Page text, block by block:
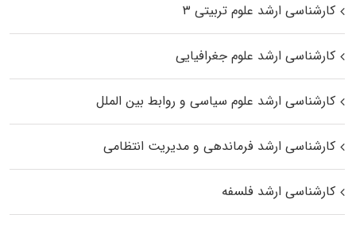
کارشناسی ارشد علوم تربیتی ۳
کارشناسی ارشد علوم جغرافیایی
کارشناسی ارشد علوم سیاسی و روابط بین الملل
کارشناسی ارشد فرماندهی و مدیریت انتظامی
کارشناسی ارشد فلسفه